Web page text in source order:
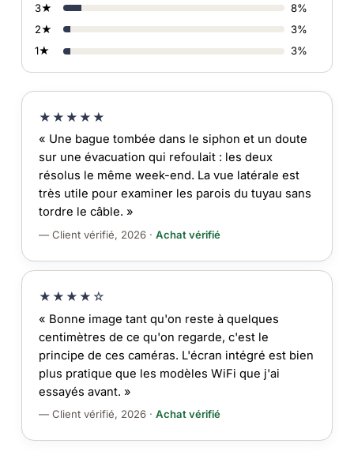
3★
8%
2★
3%
1★
3%
★★★★★
« Une bague tombée dans le siphon et un doute
sur une évacuation qui refoulait : les deux
résolus le même week-end. La vue latérale est
très utile pour examiner les parois du tuyau sans
tordre le câble. »
— Client vérifié, 2026 · Achat vérifié
★★★★☆
« Bonne image tant qu'on reste à quelques
centimètres de ce qu'on regarde, c'est le
principe de ces caméras. L'écran intégré est bien
plus pratique que les modèles WiFi que j'ai
essayés avant. »
— Client vérifié, 2026 · Achat vérifié